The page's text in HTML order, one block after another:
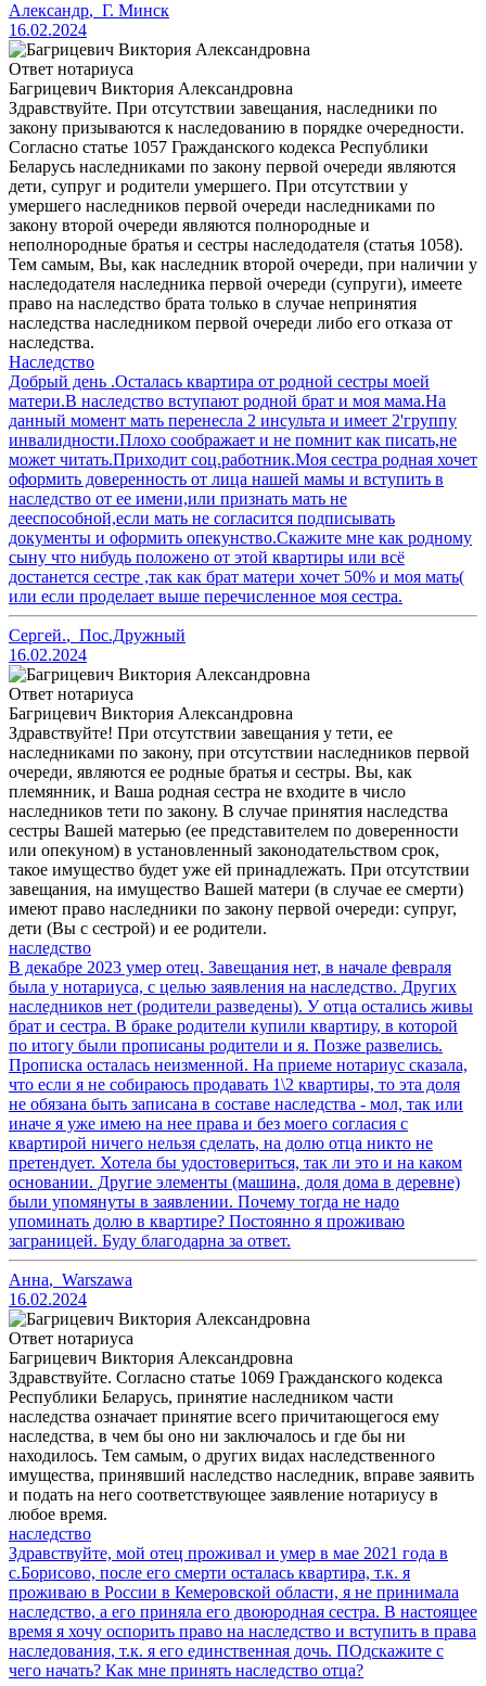
Александр, Г. Минск
16.02.2024
Ответ нотариуса
Багрицевич Виктория Александровна
Здравствуйте. При отсутствии завещания, наследники по
закону призываются к наследованию в порядке очередности.
Согласно статье 1057 Гражданского кодекса Республики
Беларусь наследниками по закону первой очереди являются
дети, супруг и родители умершего. При отсутствии у
умершего наследников первой очереди наследниками по
закону второй очереди являются полнородные и
неполнородные братья и сестры наследодателя (статья 1058).
Тем самым, Вы, как наследник второй очереди, при наличии у
наследодателя наследника первой очереди (супруги), имеете
право на наследство брата только в случае непринятия
наследства наследником первой очереди либо его отказа от
наследства.
Наследство
Добрый день .Осталась квартира от родной сестры моей
матери.В наследство вступают родной брат и моя мама.На
данный момент мать перенесла 2 инсульта и имеет 2'группу
инвалидности.Плохо соображает и не помнит как писать,не
может читать.Приходит соц.работник.Моя сестра родная хочет
оформить доверенность от лица нашей мамы и вступить в
наследство от ее имени,или признать мать не
дееспособной,если мать не согласится подписывать
документы и оформить опекунство.Скажите мне как родному
сыну что нибудь положено от этой квартиры или всё
достанется сестре ,так как брат матери хочет 50% и моя мать(
или если проделает выше перечисленное моя сестра.
Сергей., Пос.Дружный
16.02.2024
Ответ нотариуса
Багрицевич Виктория Александровна
Здравствуйте! При отсутствии завещания у тети, ее
наследниками по закону, при отсутствии наследников первой
очереди, являются ее родные братья и сестры. Вы, как
племянник, и Ваша родная сестра не входите в число
наследников тети по закону. В случае принятия наследства
сестры Вашей матерью (ее представителем по доверенности
или опекуном) в установленный законодательством срок,
такое имущество будет уже ей принадлежать. При отсутствии
завещания, на имущество Вашей матери (в случае ее смерти)
имеют право наследники по закону первой очереди: супруг,
дети (Вы с сестрой) и ее родители.
наследство
В декабре 2023 умер отец. Завещания нет, в начале февраля
была у нотариуса, с целью заявления на наследство. Других
наследников нет (родители разведены). У отца остались живы
брат и сестра. В браке родители купили квартиру, в которой
по итогу были прописаны родители и я. Позже развелись.
Прописка осталась неизменной. На приеме нотариус сказала,
что если я не собираюсь продавать 1\2 квартиры, то эта доля
не обязана быть записана в составе наследства - мол, так или
иначе я уже имею на нее права и без моего согласия с
квартирой ничего нельзя сделать, на долю отца никто не
претендует. Хотела бы удостовериться, так ли это и на каком
основании. Другие элементы (машина, доля дома в деревне)
были упомянуты в заявлении. Почему тогда не надо
упоминать долю в квартире? Постоянно я проживаю
заграницей. Буду благодарна за ответ.
Анна, Warszawa
16.02.2024
Ответ нотариуса
Багрицевич Виктория Александровна
Здравствуйте. Согласно статье 1069 Гражданского кодекса
Республики Беларусь, принятие наследником части
наследства означает принятие всего причитающегося ему
наследства, в чем бы оно ни заключалось и где бы ни
находилось. Тем самым, о других видах наследственного
имущества, принявший наследство наследник, вправе заявить
и подать на него соответствующее заявление нотариусу в
любое время.
наследство
Здравствуйте, мой отец проживал и умер в мае 2021 года в
с.Борисово, после его смерти осталась квартира, т.к. я
проживаю в России в Кемеровской области, я не принимала
наследство, а его приняла его двоюродная сестра. В настоящее
время я хочу оспорить право на наследство и вступить в права
наследования, т.к. я его единственная дочь. ПОдскажите с
чего начать? Как мне принять наследство отца?